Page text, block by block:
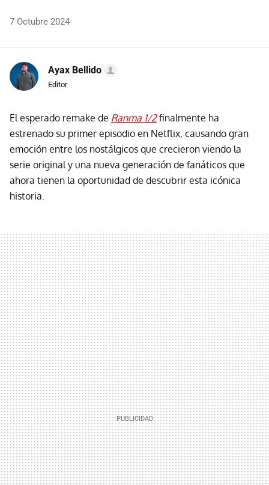
7 Octubre 2024
Ayax Bellido
Editor
El esperado remake de Ranma 1/2finalmente ha
estrenado su primer episodio en Netflix, causando gran
emoción entre los nostálgicos que crecieron viendo la
serie original y una nueva generación de fanáticos que
ahora tienen la oportunidad de descubrir esta icónica
historia.